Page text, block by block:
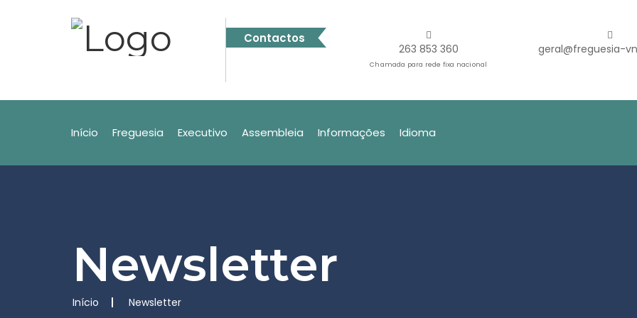
Contactos
263 853 360
Chamada para rede fixa nacional
geral@freguesia-
Início Freguesia Executivo Assembleia Informações Idioma
Newsletter
Início Newsletter